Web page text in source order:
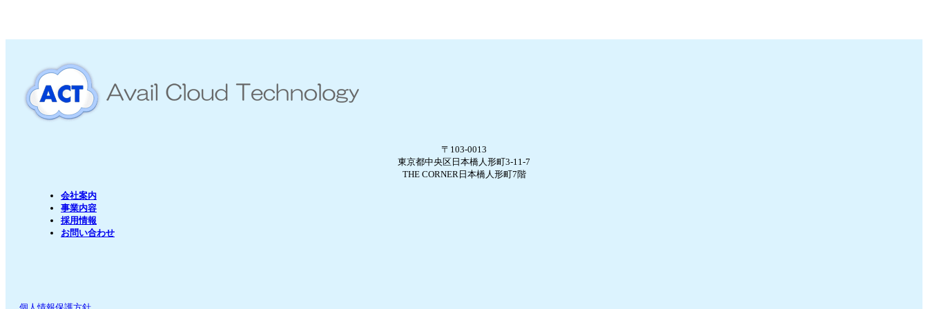
〒103-0013
東京都中央区日本橋人形町3-11-7
THE CORNER日本橋人形町7階
会社案内
事業内容
採用情報
お問い合わせ